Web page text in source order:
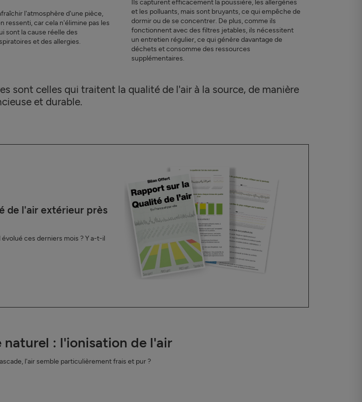
l'atmosphère d'une pièce,
ressenti, car cela n'élimine pas les
sont la cause réelle des
et des allergies.
Ils capturent efficacement la poussière, les allergènes
et les polluants, mais sont bruyants, ce qui empêche de
dormir ou de se concentrer. De plus, comme ils
fonctionnent avec des filtres jetables, ils nécessitent
un entretien régulier, ce qui génère davantage de
déchets et consomme des ressources
supplémentaires.
sont celles qui traitent la qualité de l'air à la source, de manière
et durable.
de l'air extérieur près
ces derniers mois ? Y a-t-il
: l'ionisation de l'air
l'air semble particulièrement frais et pur ?